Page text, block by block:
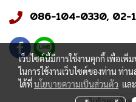
086-104-0330, 02-
เว็บไซต์นี้มีการใช้งานคุกกี้ เพื่อเ
ในการใช้งานเว็บไซต์ของท่าน ท่า
ได้ที่นโยบายความเป็นส่วนตัว และ